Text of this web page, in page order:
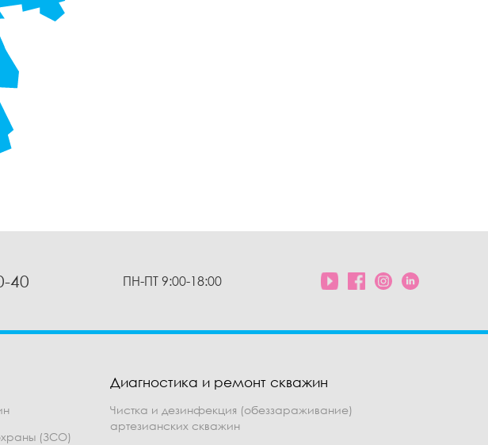
40 ПН-ПТ 9:00-18:00
(ЗСО)
Диагностика и ремонт скважин
Чистка и дезинфекция (обеззараживание)
артезианских скважин